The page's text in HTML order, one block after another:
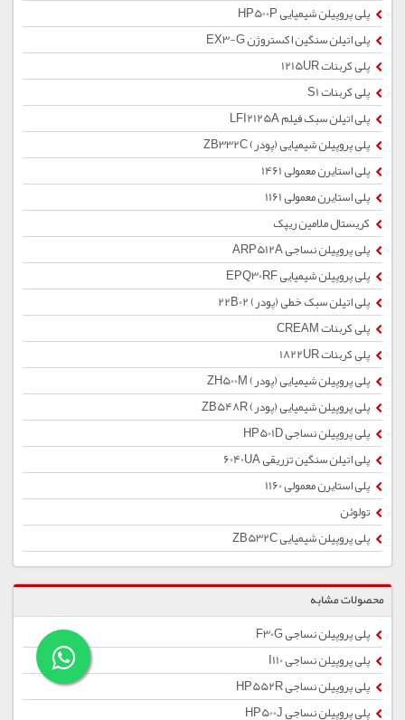
پلی پروپیلن شیمیایی HP500P
پلی اتیلن سنگین اکستروژن EX3-G
پلی کربنات 1215UR
پلی کربنات S1
پلی اتیلن سبک فیلم LFI2125A
پلی پروپیلن شیمیایی (پودر) ZB332C
پلی استایرن معمولی 1461
پلی استایرن معمولی 1161
کریستال ملامین ریپک
پلی پروپیلن نساجی ARP512A
پلی پروپیلن شیمیایی EPQ30RF
پلی اتیلن سبک خطی (پودر) 22B02
پلی کربنات CREAM
پلی کربنات 1822UR
پلی پروپیلن شیمیایی (پودر) ZH500M
پلی پروپیلن شیمیایی (پودر) ZB548R
پلی پروپیلن نساجی HP501D
پلی اتیلن سنگین تزریقی 6040UA
پلی استایرن معمولی 1160
تولوئن
پلی پروپیلن شیمیایی ZB532C
محصولات مشابه
پلی پروپیلن نساجی F30G
پلی پروپیلن نساجی I110
پلی پروپیلن نساجی HP552R
پلی پروپیلن نساجی HP500J